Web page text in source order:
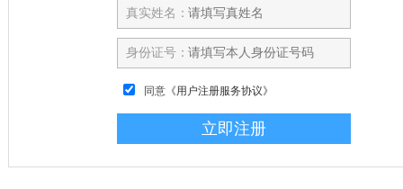
真实姓名：
身份证号：
同意 《用户注册服务协议》